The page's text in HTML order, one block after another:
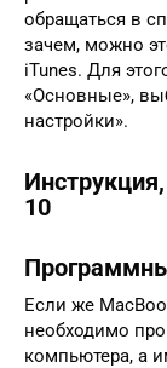
обращаться в
зачем, можно
iTunes. Для
«Основные»,
настройки».
10
Если же
необходимо
компьютера, а